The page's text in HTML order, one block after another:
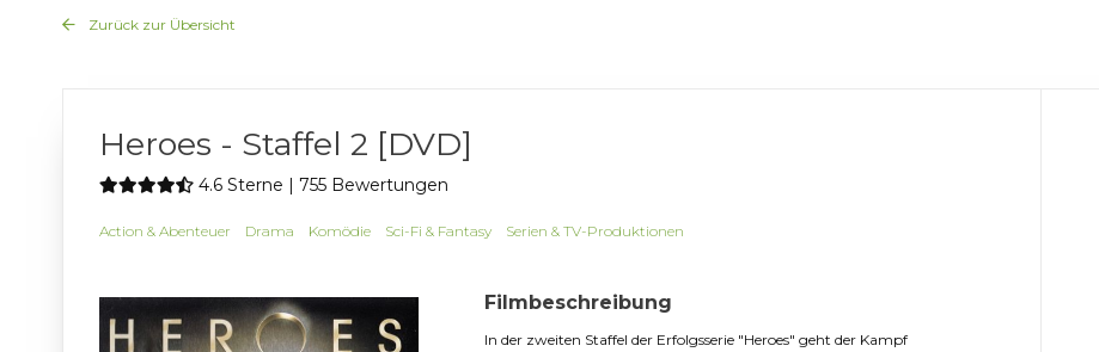
Zurück zur Übersicht
Heroes - Staffel 2 [DVD]
4.6 Sterne | 755 Bewertungen
Action & Abenteuer Drama Komödie Sci-Fi & Fantasy Serien & TV-Produktionen
Filmbeschreibung
In der zweiten Staffel der Erfolgsserie "Heroes" geht der Kampf